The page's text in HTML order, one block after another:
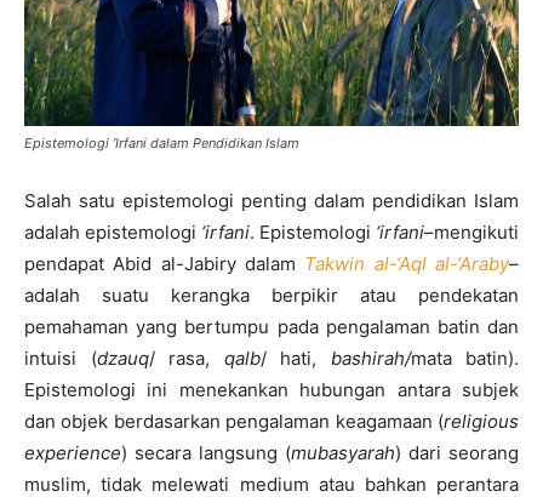
Epistemologi ‘Irfani dalam Pendidikan Islam
Salah satu epistemologi penting dalam pendidikan Islam
adalah epistemologi ‘irfani. Epistemologi ‘irfani–mengikuti
pendapat Abid al-Jabiry dalam Takwin al-‘Aql al-‘Araby–
adalah suatu kerangka berpikir atau pendekatan
pemahaman yang bertumpu pada pengalaman batin dan
intuisi (dzauq/ rasa, qalb/ hati, bashirah/mata batin).
Epistemologi ini menekankan hubungan antara subjek
dan objek berdasarkan pengalaman keagamaan (religious
experience) secara langsung (mubasyarah) dari seorang
muslim, tidak melewati medium atau bahkan perantara